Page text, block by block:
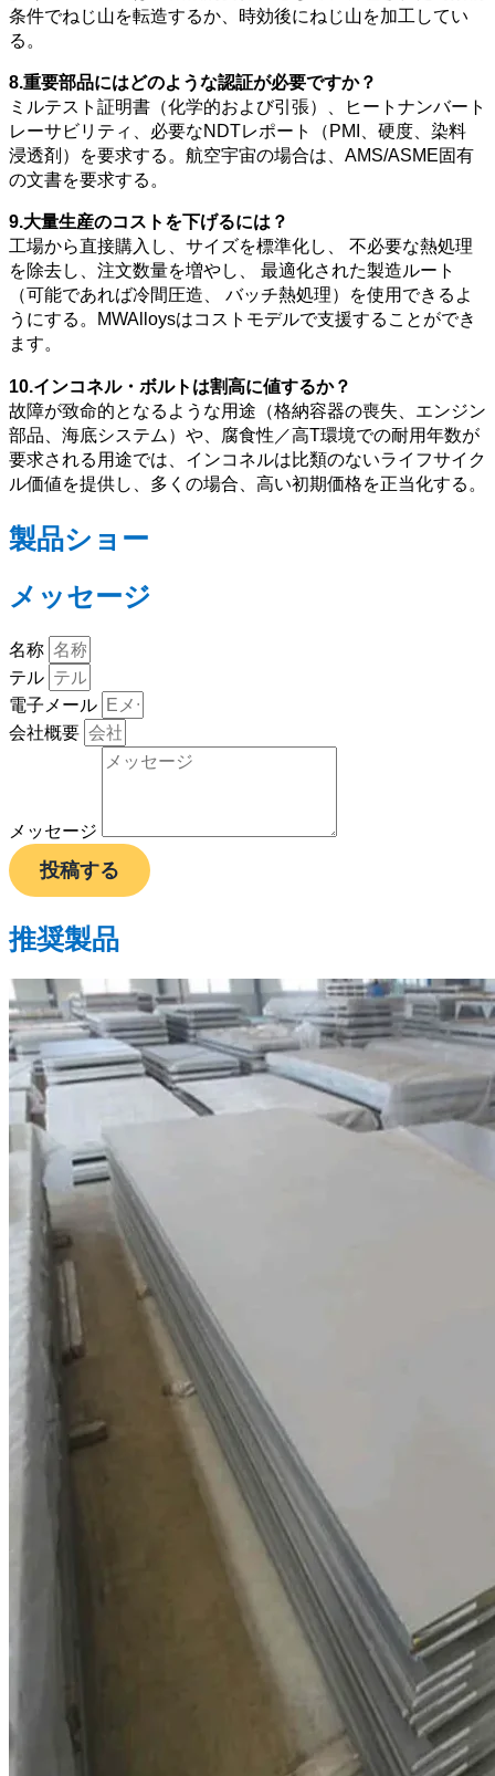
条件でねじ山を転造するか、時効後にねじ山を加工してい
る。
8.重要部品にはどのような認証が必要ですか？
ミルテスト証明書（化学的および引張）、ヒートナンバート
レーサビリティ、必要なNDTレポート（PMI、硬度、染料
浸透剤）を要求する。航空宇宙の場合は、AMS/ASME固有
の文書を要求する。
9.大量生産のコストを下げるには？
工場から直接購入し、サイズを標準化し、 不必要な熱処理
を除去し、注文数量を増やし、 最適化された製造ルート
（可能であれば冷間圧造、 バッチ熱処理）を使用できるよ
うにする。MWAlloysはコストモデルで支援することができ
ます。
10.インコネル・ボルトは割高に値するか？
故障が致命的となるような用途（格納容器の喪失、エンジン
部品、海底システム）や、腐食性／高T環境での耐用年数が
要求される用途では、インコネルは比類のないライフサイク
ル価値を提供し、多くの場合、高い初期価格を正当化する。
製品ショー
メッセージ
名称
テル
電子メール
会社概要
メッセージ
投稿する
推奨製品